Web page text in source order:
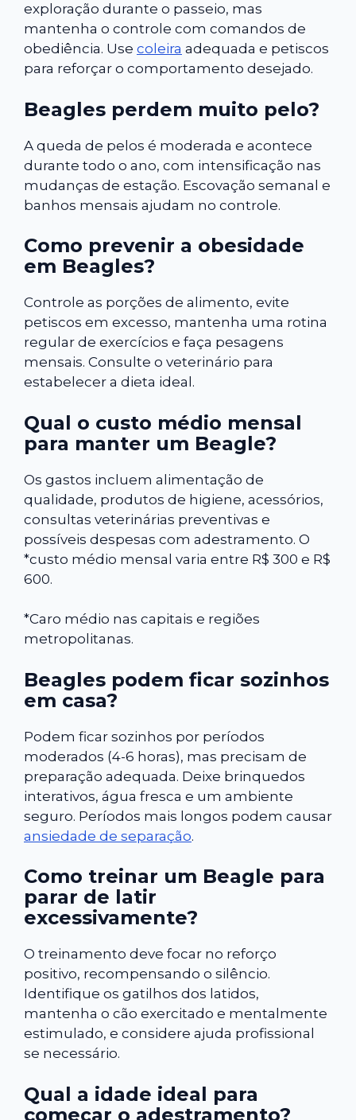
exploração durante o passeio, mas
mantenha o controle com comandos de
obediência. Use coleira adequada e petiscos
para reforçar o comportamento desejado.
Beagles perdem muito pelo?
A queda de pelos é moderada e acontece
durante todo o ano, com intensificação nas
mudanças de estação. Escovação semanal e
banhos mensais ajudam no controle.
Como prevenir a obesidade
em Beagles?
Controle as porções de alimento, evite
petiscos em excesso, mantenha uma rotina
regular de exercícios e faça pesagens
mensais. Consulte o veterinário para
estabelecer a dieta ideal.
Qual o custo médio mensal
para manter um Beagle?
Os gastos incluem alimentação de
qualidade, produtos de higiene, acessórios,
consultas veterinárias preventivas e
possíveis despesas com adestramento. O
*custo médio mensal varia entre R$ 300 e R$
600.
*Caro médio nas capitais e regiões
metropolitanas.
Beagles podem ficar sozinhos
em casa?
Podem ficar sozinhos por períodos
moderados (4-6 horas), mas precisam de
preparação adequada. Deixe brinquedos
interativos, água fresca e um ambiente
seguro. Períodos mais longos podem causar
ansiedade de separação.
Como treinar um Beagle para
parar de latir
excessivamente?
O treinamento deve focar no reforço
positivo, recompensando o silêncio.
Identifique os gatilhos dos latidos,
mantenha o cão exercitado e mentalmente
estimulado, e considere ajuda profissional
se necessário.
Qual a idade ideal para
começar o adestramento?